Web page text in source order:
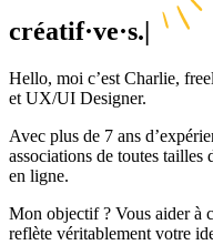
​cr
Hello, moi c’est Charlie,
et UX/UI Designer.
Avec plus de 7 ans
associations de toutes tailles
en ligne.
Mon objectif ? Vous aider à
reflète véritablement votre